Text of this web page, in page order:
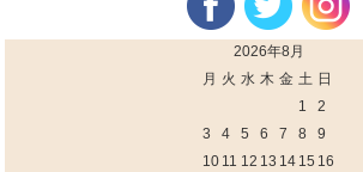
2026年8月
月 火 水 木 金 土 日
1
2
3
4 5 6 7 8
9
10 11 12 13 14 15 16